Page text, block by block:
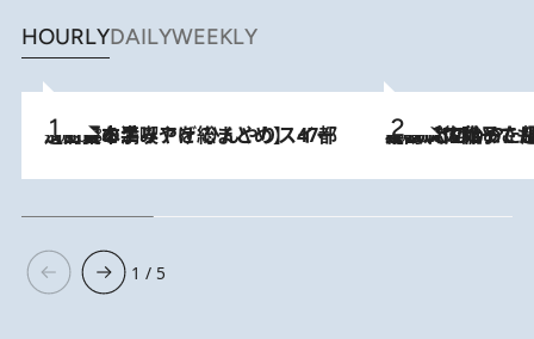
HOURLYDAILYWEEKLY
2026.8.5
【西日本エリアを総まとめ】 47都道府県の手みやげ ひんやりスイーツで夏を満喫 2026.8.5
【阿川佐和子さんの年とる力】なぜ70代で始めた趣味は“こんなに楽しい”のか？ ピアノ、俳句…スランプに陥っても続けられる“ある秘訣”とは
1 / 5